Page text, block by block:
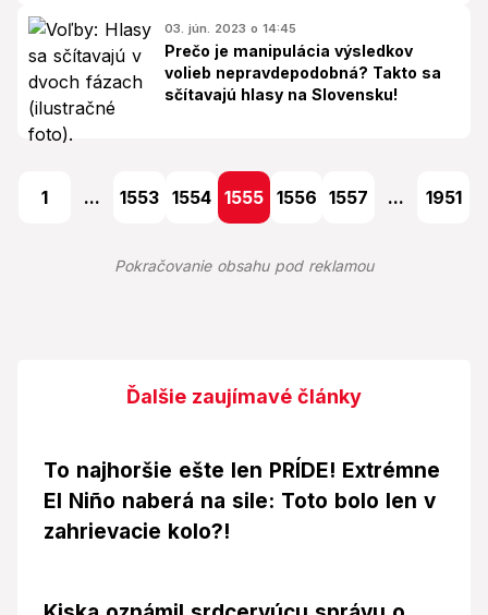
03. jún. 2023 o 14:45
Prečo je manipulácia výsledkov
volieb nepravdepodobná? Takto sa
sčítavajú hlasy na Slovensku!
1 ... 1553 1554 1555 1556 1557 ... 1951
Pokračovanie obsahu pod reklamou
Ďalšie zaujímavé články
To najhoršie ešte len PRÍDE! Extrémne
El Niño naberá na sile: Toto bolo len v
zahrievacie kolo?!